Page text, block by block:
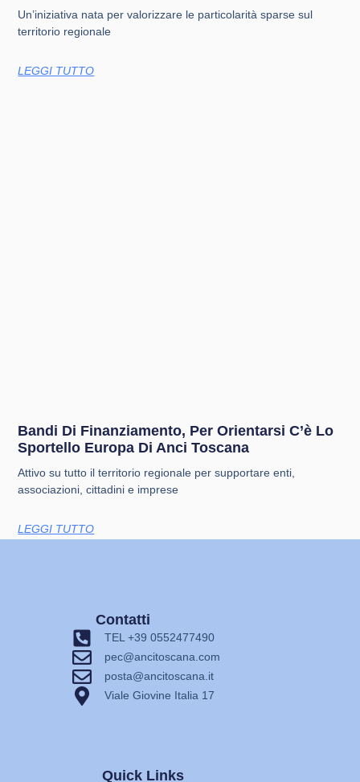
Un’iniziativa nata per valorizzare le particolarità sparse sul
territorio regionale
LEGGI TUTTO
Bandi Di Finanziamento, Per Orientarsi C’è Lo
Sportello Europa Di Anci Toscana
Attivo su tutto il territorio regionale per supportare enti,
associazioni, cittadini e imprese
LEGGI TUTTO
Quick Links
Contatti
TEL +39 0552477490
pec@ancitoscana.com
posta@ancitoscana.it
Viale Giovine Italia 17